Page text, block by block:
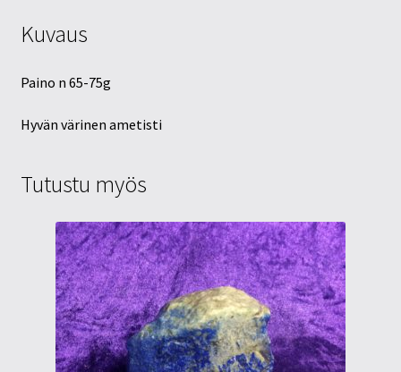
Kuvaus
Paino n 65-75g
Hyvän värinen ametisti
Tutustu myös